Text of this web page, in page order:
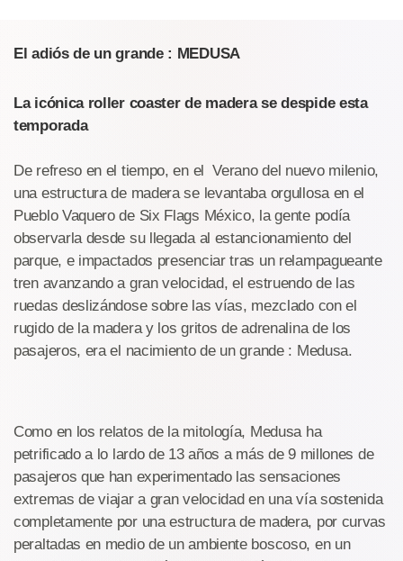
El adiós de un grande : MEDUSA
La icónica roller coaster de madera se despide esta
temporada
De refreso en el tiempo, en el Verano del nuevo milenio,
una estructura de madera se levantaba orgullosa en el
Pueblo Vaquero de Six Flags México, la gente podía
observarla desde su llegada al estancionamiento del
parque, e impactados presenciar tras un relampagueante
tren avanzando a gran velocidad, el estruendo de las
ruedas deslizándose sobre las vías, mezclado con el
rugido de la madera y los gritos de adrenalina de los
pasajeros, era el nacimiento de un grande : Medusa.
Como en los relatos de la mitología, Medusa ha
petrificado a lo lardo de 13 años a más de 9 millones de
pasajeros que han experimentado las sensaciones
extremas de viajar a gran velocidad en una vía sostenida
completamente por una estructura de madera, por curvas
peraltadas en medio de un ambiente boscoso, en un